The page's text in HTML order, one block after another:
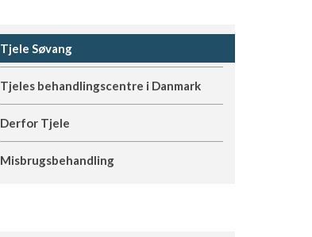
Tjele Søvang
Tjeles behandlingscentre i Danmark
Derfor Tjele
Misbrugsbehandling